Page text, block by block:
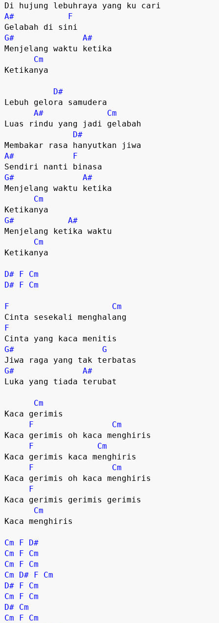
A#
F
G#
A#
Menjelang waktu ketika
Cm
Ketikanya
D#
Lebuh gelora samudera
A#
Cm
Luas rindu yang jadi gelabah
D#
A#
F
G#
A#
Menjelang waktu ketika
Cm
G#
A#
Menjelang ketika waktu
Cm
Ketikanya
D# F
Cm
D# F Cm
F
Cm
F
G#
G
G#
A#
Luka yang tiada terubat
Cm
Kaca gerimis
F
Cm
Kaca gerimis oh kaca menghiris
F
Cm
Kaca gerimis kaca menghiris
F
Cm
Kaca gerimis oh kaca menghiris
F
Kaca gerimis gerimis gerimis
Cm
Kaca menghiris
Cm F
D#
Cm
F
Cm
Cm
F
Cm
Cm
D# F
Cm
D# F
Cm
Cm
F
Cm
D# Cm
Cm
F
Cm